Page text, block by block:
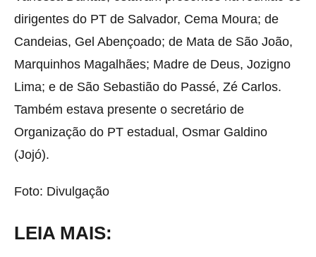
dirigentes do PT de Salvador, Cema Moura; de
Candeias, Gel Abençoado; de Mata de São João,
Marquinhos Magalhães; Madre de Deus, Jozigno
Lima; e de São Sebastião do Passé, Zé Carlos.
Também estava presente o secretário de
Organização do PT estadual, Osmar Galdino
(Jojó).
Foto: Divulgação
LEIA MAIS: